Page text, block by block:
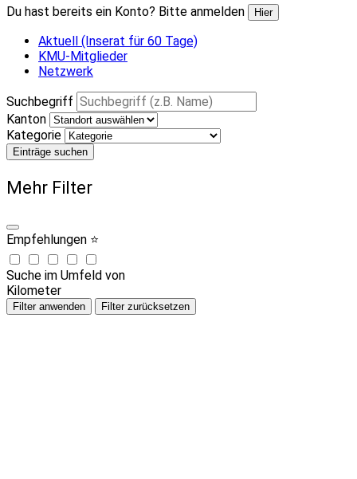
Du hast bereits ein Konto? Bitte anmelden
Hier
Aktuell (Inserat für 60 Tage)
KMU-Mitglieder
Netzwerk
Suchbegriff
Kanton
Kategorie
Einträge suchen
Mehr Filter
Empfehlungen ⭐
Suche im Umfeld von
Kilometer
Filter anwenden Filter zurücksetzen